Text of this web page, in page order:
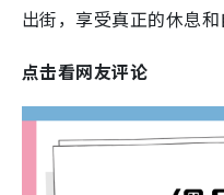
出街，享受真正的休息和
点击看网友评论